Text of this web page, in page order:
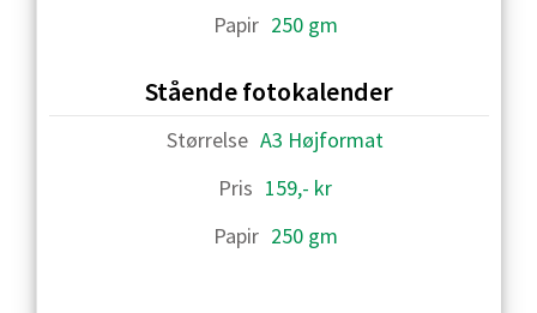
250 gm
Stående fotokalender
A3 Højformat
159,- kr
250 gm